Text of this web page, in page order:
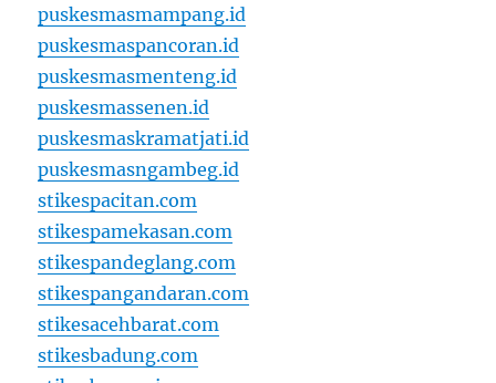
puskesmasmampang.id
puskesmaspancoran.id
puskesmasmenteng.id
puskesmassenen.id
puskesmaskramatjati.id
puskesmasngambeg.id
stikespacitan.com
stikespamekasan.com
stikespandeglang.com
stikespangandaran.com
stikesacehbarat.com
stikesbadung.com